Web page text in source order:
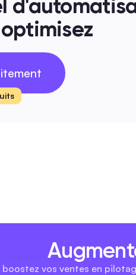
boostez vos ventes en